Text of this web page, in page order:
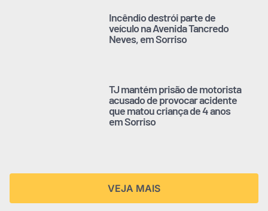
Incêndio destrói parte de
veículo na Avenida Tancredo
Neves, em Sorriso
TJ mantém prisão de motorista
acusado de provocar acidente
que matou criança de 4 anos
em Sorriso
VEJA MAIS